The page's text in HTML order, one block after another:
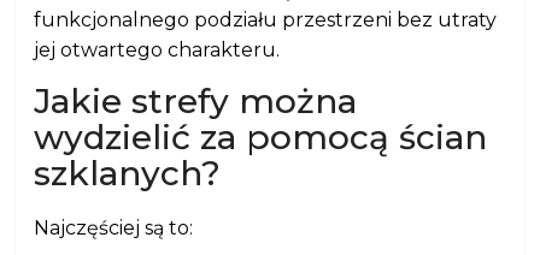
funkcjonalnego podziału przestrzeni bez utraty
jej otwartego charakteru.
Jakie strefy można
wydzielić za pomocą ścian
szklanych?
Najczęściej są to: